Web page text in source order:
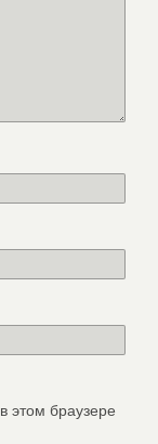
этом браузере